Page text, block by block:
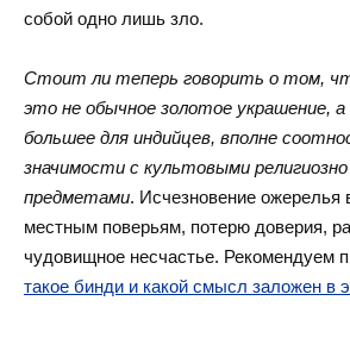
собой одно лишь зло.
Стоит ли теперь говорить о том,
это не обычное золотое украшение, а
большее для индийцев, вполне
значимости с культовыми
предметами. Исчезновение ожерелья
местным поверьям, потерю доверия,
чудовищное несчастье. Рекомендуем
такое бинди и какой смысл заложен в